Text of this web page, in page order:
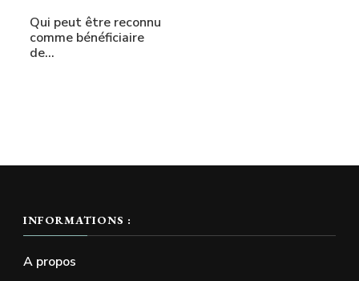
Qui peut être reconnu
comme bénéficiaire
de…
INFORMATIONS :
A propos